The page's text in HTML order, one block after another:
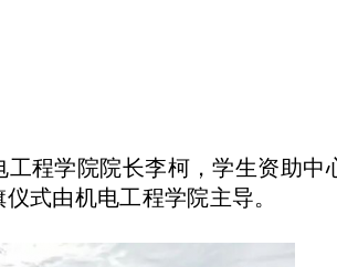
程学院院长李柯，学生资助中
式由机电工程学院主导。